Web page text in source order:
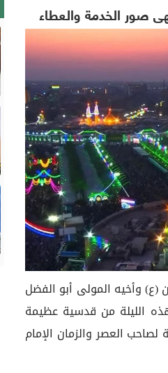
صور الخدمة والعطاء
(ع) وأخيه المولى أبو الفضل
الليلة من قدسية عظيمة
لصاحب العصر والزمان الإمام